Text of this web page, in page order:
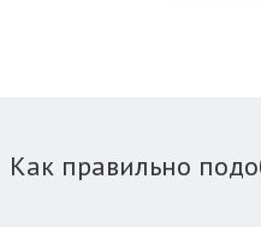
Как правильно